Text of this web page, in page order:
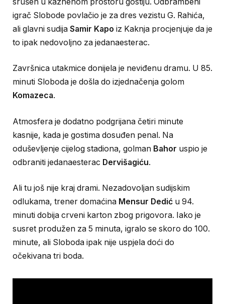
igrač Slobode povlačio je za dres vezistu G. Rahića,
ali glavni sudija Samir Kapo iz Kaknja procjenjuje da je
to ipak nedovoljno za jedanaesterac.
Završnica utakmice donijela je neviđenu dramu. U 85.
minuti Sloboda je došla do izjednačenja golom
Komazeca.
Atmosfera je dodatno podgrijana četiri minute
kasnije, kada je gostima dosuđen penal. Na
oduševljenje cijelog stadiona, golman Bahor uspio je
odbraniti jedanaesterac Dervišagiću.
Ali tu još nije kraj drami. Nezadovoljan sudijskim
odlukama, trener domaćina Mensur Dedić u 94.
minuti dobija crveni karton zbog prigovora. Iako je
susret produžen za 5 minuta, igralo se skoro do 100.
minute, ali Sloboda ipak nije uspjela doći do
očekivana tri boda.